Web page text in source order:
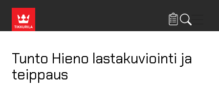
Tunto Hieno lastakuviointi ja
teippaus